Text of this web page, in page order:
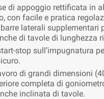
di appoggio rettificata in
con facile e pratica
laterali supplementari
di tavole di lunghezza
stop sull’impugnatura
di grandi dimensioni
completa di
inclinata di tavole.